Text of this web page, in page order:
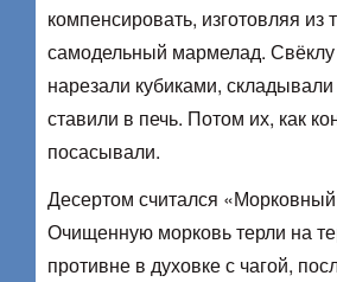
компенсировать, изготовляя
самодельный мармелад.
нарезали кубиками,
ставили в печь. Потом их, как
посасывали.
Десертом считался
Очищенную морковь терли на
противне в духовке с чагой,